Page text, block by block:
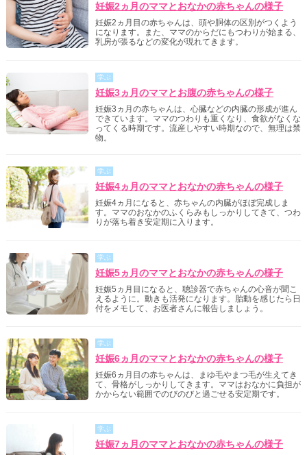
妊娠2ヵ月のママとおなかの赤ちゃんの様子
妊娠2ヵ月目の赤ちゃんは、頭や胴体の区別がつくよう
になります。また、ママのからだにもつわりが始まる、
乳房が張るなどの変化が現れてきます。
学ぶ
妊娠3ヵ月のママとお腹の赤ちゃんの様子
妊娠3ヵ月の赤ちゃんは、心臓などの内臓の形成が進ん
できています。ママのつわりも重くなり、食欲がなくな
ってくる時期です。流産しやすい時期なので、無理は禁
物。
学ぶ
妊娠4ヵ月のママとおなかの赤ちゃんの様子
妊娠4ヵ月になると、赤ちゃんの内臓がほぼ完成しま
す。ママのおなかのふくらみもしっかりしてきて、つわ
りが落ち着き安定期に入ります。
学ぶ
妊娠5ヵ月のママとおなかの赤ちゃんの様子
妊娠5ヵ月目になると、聴診器で赤ちゃんの心音が聞こ
えるように。動きも活発になります。胎動を感じたら日
付をメモして、お医者さんに報告しましょう。
学ぶ
妊娠6ヵ月のママとおなかの赤ちゃんの様子
妊娠6ヵ月目の赤ちゃんは、まゆ毛やまつ毛が生えてき
て、骨格がしっかりしてきます。ママはおなかに負担が
かからない範囲でのびのびと過ごせる安定期です。
学ぶ
妊娠7ヵ月のママとおなかの赤ちゃんの様子